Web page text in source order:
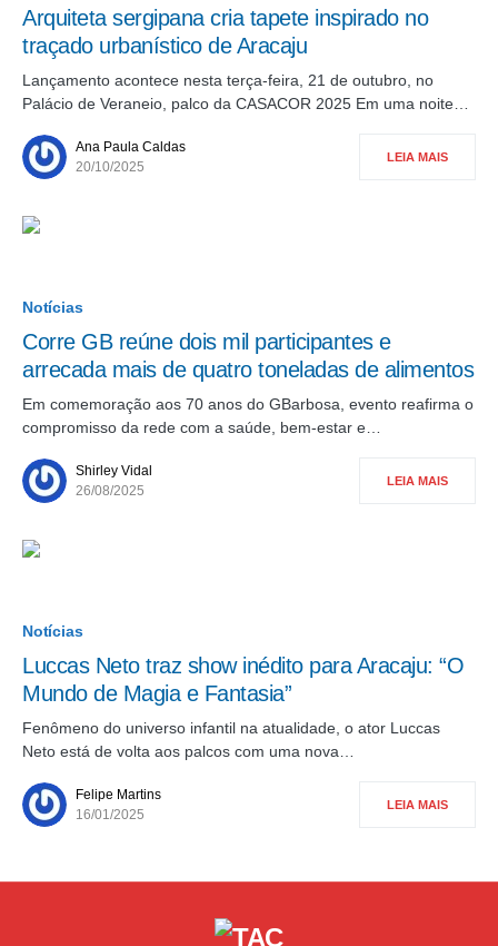
Arquiteta sergipana cria tapete inspirado no
traçado urbanístico de Aracaju
Lançamento acontece nesta terça-feira, 21 de outubro, no
Palácio de Veraneio, palco da CASACOR 2025 Em uma noite…
Ana Paula Caldas
20/10/2025
LEIA MAIS
Notícias
Corre GB reúne dois mil participantes e
arrecada mais de quatro toneladas de alimentos
Em comemoração aos 70 anos do GBarbosa, evento reafirma o
compromisso da rede com a saúde, bem-estar e…
Shirley Vidal
26/08/2025
LEIA MAIS
Notícias
Luccas Neto traz show inédito para Aracaju: “O
Mundo de Magia e Fantasia”
Fenômeno do universo infantil na atualidade, o ator Luccas
Neto está de volta aos palcos com uma nova…
Felipe Martins
16/01/2025
LEIA MAIS